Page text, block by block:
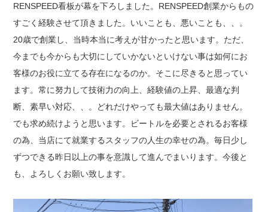
RENSPEED看板が幕を下ろしました。RENSPEED創業からもの
すごく経験させて頂きました。いいことも、悪いことも、、。
20歳で創業し、当時本当に考えが甘かったと思います。ただ、
今までも今からも大切にしていかないといけない事は如何にお
客様のお役に立てる存在になるのか。そこに尽きると思ってい
ます。常に努力して技術力の向上、経験値の上昇、最適な判
断、素早い対応、、。どれだけやっても最大値はありません。
でも求め続けようと思います。ビートルを必要とされるお客様
の為、当店にて就業するスタッフの人生の幸せの為。毎日少し
ずつできる昨日以上の事を意識して進んでまいります。今後と
も、よろしくお願い致します。